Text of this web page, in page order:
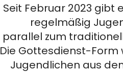
Seit Februar 2023 gibt
regelmäßig
parallel zum
Die Gottesdienst-
Jugendlichen aus